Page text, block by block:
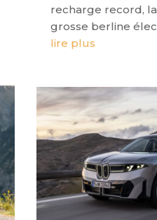
recharge record,
grosse berline
lire plus